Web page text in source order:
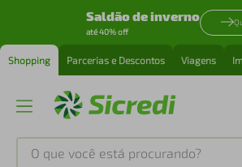
Saldão de inverno
até 40% off
Shopping Parcerias e Descontos Viagens
O que você está procurando?